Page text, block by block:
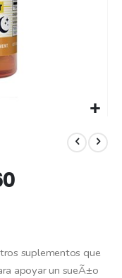
suplementos que
apoyar un sueÃ±o